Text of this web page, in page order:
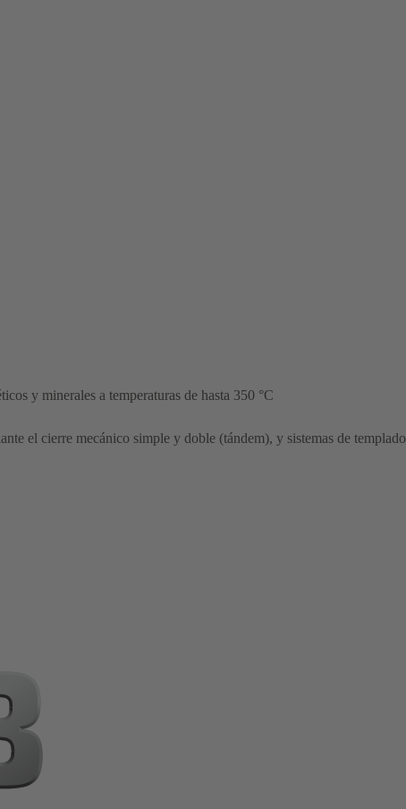
y minerales a temperaturas de hasta 350 °C
el cierre mecánico simple y doble (tándem), y sistemas de templado